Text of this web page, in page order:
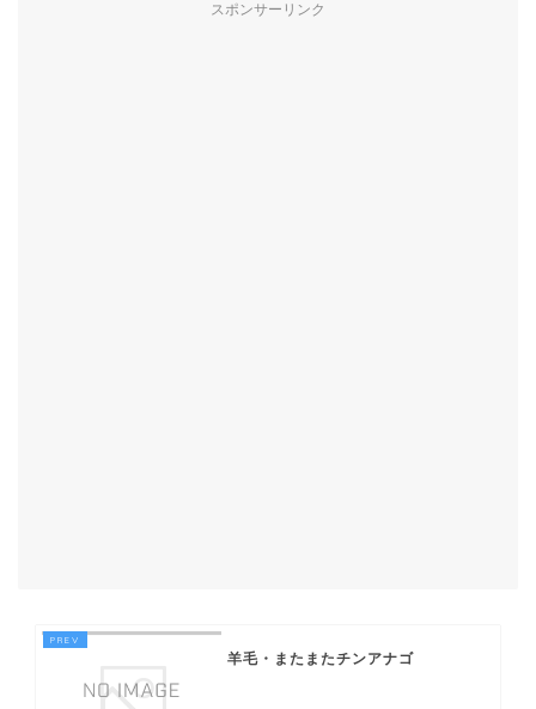
スポンサーリンク
羊毛・またまたチンアナゴ